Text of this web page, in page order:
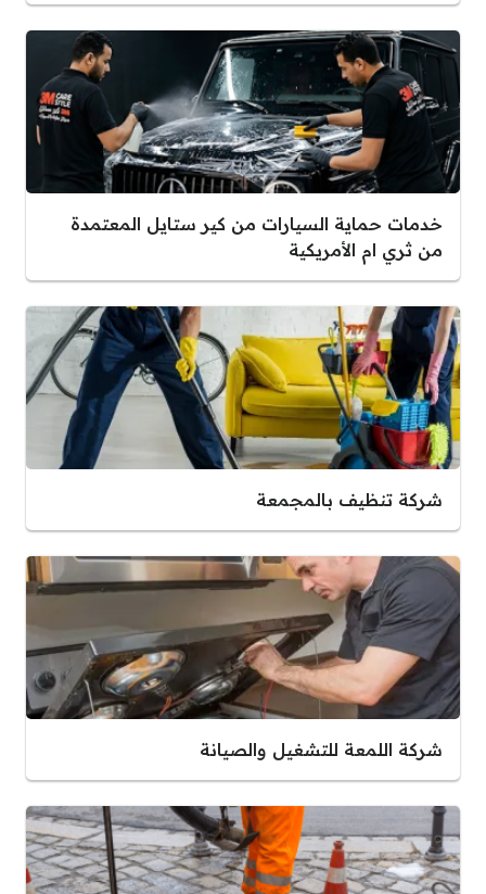
خدمات حماية السيارات من كير ستايل المعتمدة
من ثري ام الأمريكية
شركة تنظيف بالمجمعة
شركة اللمعة للتشغيل والصيانة